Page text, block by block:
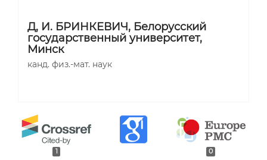
Д, И. БРИНКЕВИЧ, Белорусский
государственный университет,
Минск
канд. физ.-мат. наук
1 0